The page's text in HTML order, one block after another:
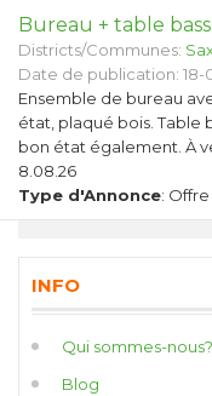
Bureau + table
Districts/Communes:
Date de publication: 18-
Ensemble de bureau
état, plaqué bois. Table
bon état également. À
8.08.26
Type d'Annonce: Offre
INFO
Qui sommes-nous?
Blog